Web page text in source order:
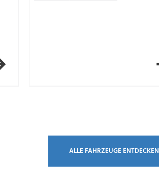
ALLE FAHRZEUGE ENTDECKEN